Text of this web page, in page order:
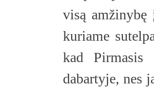
visą
kuriame
kad
dabartyje, nes